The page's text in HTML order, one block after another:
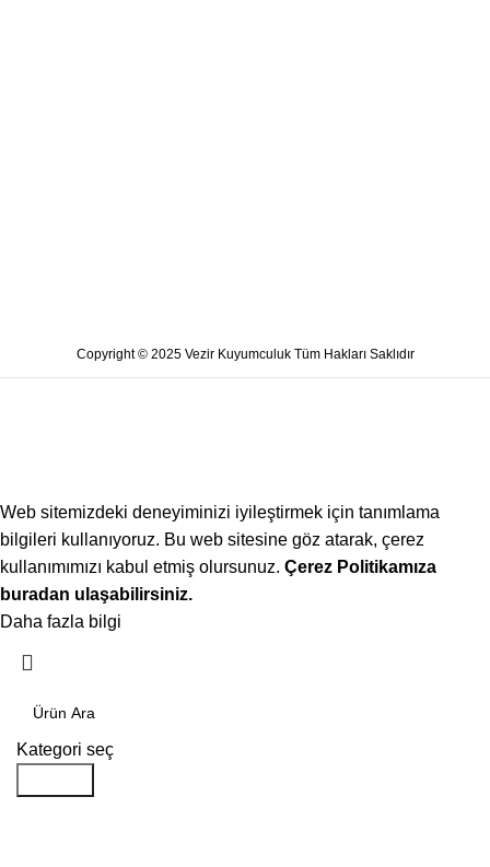
Copyright © 2025 Vezir Kuyumculuk Tüm Hakları Saklıdır
Web sitemizdeki deneyiminizi iyileştirmek için tanımlama
bilgileri kullanıyoruz. Bu web sitesine göz atarak, çerez
kullanımımızı kabul etmiş olursunuz. Çerez Politikamıza
buradan ulaşabilirsiniz.
Daha fazla bilgi
Kategori seç